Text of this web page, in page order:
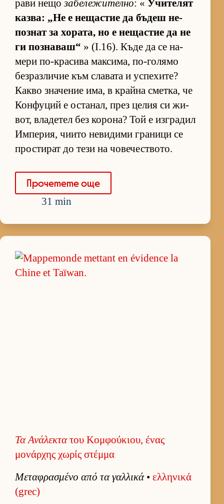
рави нещозабележително: « Учи­те­лят
каз­ва: „Не е не­щас­тие да бъ­деш не­
поз­нат за хо­ра­та, но е не­щас­тие да не
ги поз­на­ваш“ » (I.16). Къде да се на­
мери по-кра­сива мак­си­ма, по-го­лямо
без­раз­ли­чие към сла­вата и ус­пе­хи­те?
Какво зна­че­ние има, в крайна смет­ка, че
Кон­фу­ций е ос­та­нал, през це­лия си жи­
вот, вла­де­тел без ко­ро­на? Той е из­г­ра­дил
Им­пе­рия, чи­ито не­ви­дими гра­ници се
прос­ти­рат до тези на чо­ве­чес­т­во­то.
Про­че­тете още
31 min
Τα Ανάλεκτατου Κομφούκιου, ένας
μονάρχης χωρίς στέμμα
Μεταφρασμένο από τα γαλ­λικά• ελ­ληνικά
(grec)